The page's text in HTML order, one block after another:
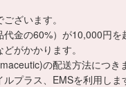
ざいます。
代金の60%）が10,000円を
がかかります。
の配送方法につき
プラス、EMSを利用しま